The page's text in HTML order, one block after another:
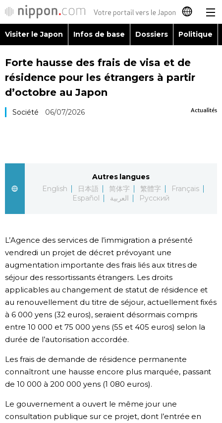
日本語
English
Русский
Visiter le Japon
Société
Culture
Gastronomie
Le japonais
Séries
Visiter le Japon Infos de base Dossiers Politique
Forte hausse des frais de visa et de
résidence pour les étrangers à partir
d’octobre au Japon
Actualités
Société 06/07/2026
Autres langues
English
日本語 简体字 繁體字
Français
Español
العربية Русский
L’Agence des services de l’immigration a présenté
vendredi un projet de décret prévoyant une
augmentation importante des frais liés aux titres de
séjour des ressortissants étrangers. Les droits
applicables au changement de statut de résidence et
au renouvellement du titre de séjour, actuellement fixés
à 6 000 yens (32 euros), seraient désormais compris
entre 10 000 et 75 000 yens (55 et 405 euros) selon la
durée de l’autorisation accordée.
Les frais de demande de résidence permanente
connaîtront une hausse encore plus marquée, passant
de 10 000 à 200 000 yens (1 080 euros).
Le gouvernement a ouvert le même jour une
consultation publique sur ce projet, dont l’entrée en